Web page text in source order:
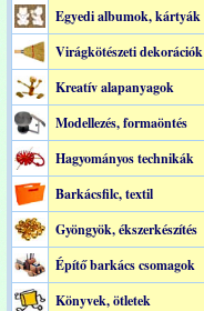
Egyedi albumok, kártyák
Virágkötészeti dekorációk
Kreatív alapanyagok
Modellezés, formaöntés
Hagyományos technikák
Barkácsfilc, textil
Gyöngyök, ékszerkészítés
Építő barkács csomagok
Könyvek, ötletek